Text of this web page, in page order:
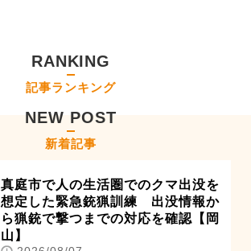
RANKING
記事ランキング
NEW POST
新着記事
真庭市で人の生活圏でのクマ出没を
想定した緊急銃猟訓練 出没情報か
ら猟銃で撃つまでの対応を確認【岡
山】